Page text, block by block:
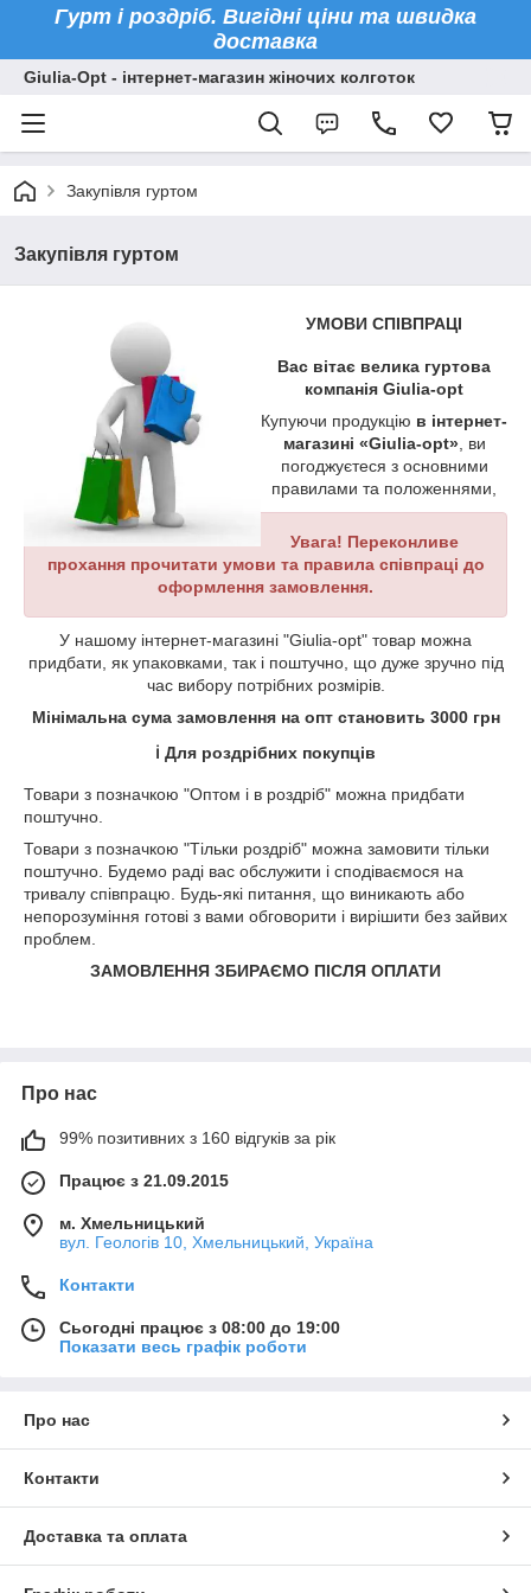
Гурт і роздріб. Вигідні ціни та швидка
доставка
Giulia-Opt - інтернет-магазин жіночих колготок
Закупівля гуртом
Закупівля гуртом
УМОВИ СПІВПРАЦІ
Вас вітає велика гуртова
компанія Giulia-opt
Купуючи продукцію в інтернет-
магазині «Giulia-opt», ви
погоджуєтеся з основними
правилами та положеннями,
Увага! Переконливе
прохання прочитати умови та правила співпраці до
оформлення замовлення.
У нашому інтернет-магазині "Giulia-opt" товар можна
придбати, як упаковками, так і поштучно, що дуже зручно під
час вибору потрібних розмірів.
Мінімальна сума замовлення на опт становить 3000 грн
ℹ️ Для роздрібних покупців
Товари з позначкою "Оптом і в роздріб" можна придбати
поштучно.
Товари з позначкою "Тільки роздріб" можна замовити тільки
поштучно. Будемо раді вас обслужити і сподіваємося на
тривалу співпрацю. Будь-які питання, що виникають або
непорозуміння готові з вами обговорити і вирішити без зайвих
проблем.
ЗАМОВЛЕННЯ ЗБИРАЄМО ПІСЛЯ ОПЛАТИ
Про нас
99% позитивних з 160 відгуків за рік
Працює з 21.09.2015
м. Хмельницький
вул. Геологів 10, Хмельницький, Україна
Контакти
Сьогодні працює з 08:00 до 19:00
Показати весь графік роботи
Про нас
Контакти
Доставка та оплата